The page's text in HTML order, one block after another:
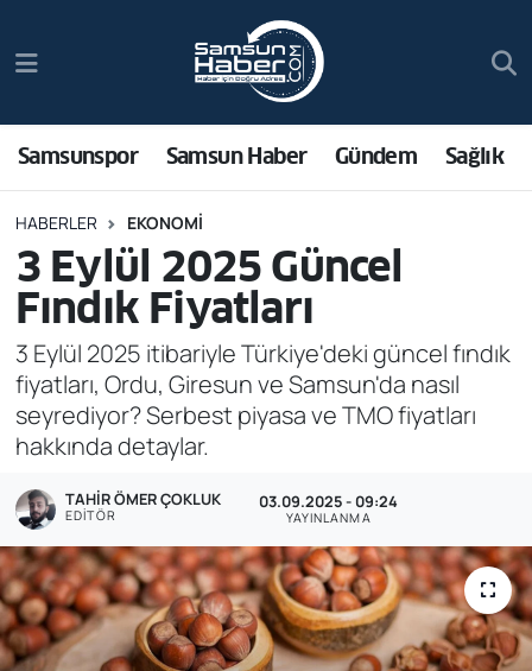
Samsunspor Samsun Haber Gündem Sağlık
HABERLER EKONOMI
3 Eylül 2025 Güncel
Fındık Fiyatları
3 Eylül 2025 itibariyle Türkiye'deki güncel fındık
fiyatları, Ordu, Giresun ve Samsun'da nasıl
seyrediyor? Serbest piyasa ve TMO fiyatları
hakkında detaylar.
TAHIR ÖMER ÇOKLUK
EDITÖR
03.09.2025 - 09:24
YAYINLANMA
Samsun Haber
Sağlık
Asayiş
Bilim ve Teknoloji
Bölge
Dünya
Ekonomi
Genel
Gündem
Trafik Durumu
Süper Lig Puan Durumu ve Fikstür
Tüm Manşetler
Son Dakika Haberleri
Haber Arşivi